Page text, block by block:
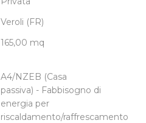
Veroli (FR)
165,00 mq
A4/NZEB (Casa
passiva) - Fabbisogno di
energia per
riscaldamento/raffrescamento